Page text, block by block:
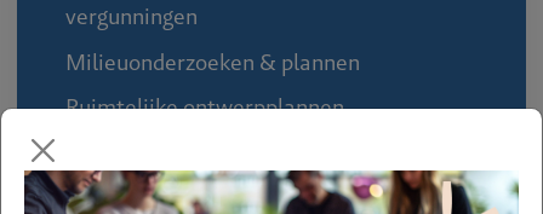
vergunningen
Milieuonderzoeken & plannen
Ruimtelijke ontwerpplannen